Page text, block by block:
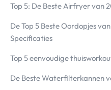
Top 5: De Beste Airfryer van
De Top 5 Beste Oordopjes
Specificaties
Top 5 eenvoudige
De Beste Waterfilterkannen